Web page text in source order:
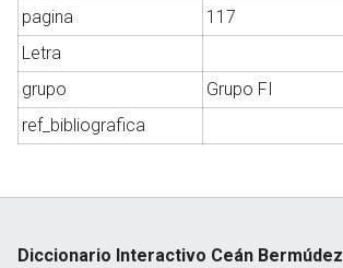
pagina
117
Letra
grupo
Grupo FI
ref_bibliografica
Diccionario Interactivo Ceán Bermúdez